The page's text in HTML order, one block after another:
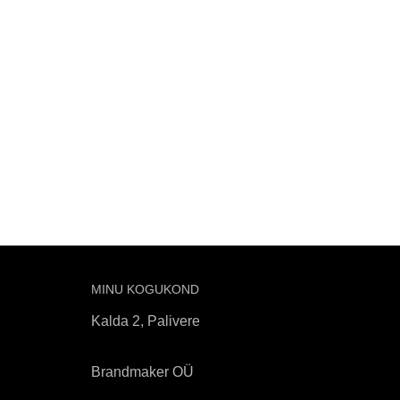
MINU KOGUKOND
Kalda 2, Palivere
Brandmaker OÜ